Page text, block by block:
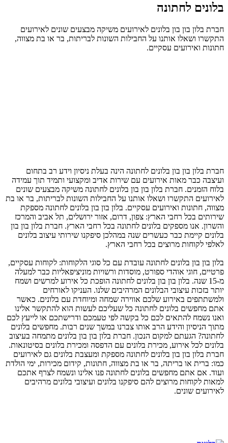
בלונים לחתונה
חברת בלון בון בון בלונים לאירועים משיקה מבצעים שונים לאירועים
התקשרו ושאלו אותנו על החבילות השונות לבריתות, בר או בת מצווה,
חתונות ואירועים עסקיים.
חברת בלון בון בון בלונים לחתונה הינה בעלת ניסיון וידע רב בתחום
ועיצבה כבר מאות אירועים עם שירות אדיב ומקצועי ותמיד תוך עמידה
בלוח הזמנים. חברת בלון בון בון בלונים לחתונה משיקה מבצעים שונים
לאירועים התקשרו ושאלו אותנו על החבילות השונות לבריתות, בר או בת
מצווה, חתונות ואירועים עסקיים. בלון בון בון בלונים לחתונה מספקת
שירותים בכל רחבי הארץ: צפון, דרום, אזור ירושלים, תל אביב והמרכז
והשרון. אנו מספקים בלונים לחתונה בכל רחבי הארץ. חברת בלון בון בון
בלונים קיימת כבר כעשרים שנה במהלכן סיפקנו שירותי עיצוב בלונים
לאלפי לקוחות מרוצים בכל רחבי הארץ.
בלון בון בון בלונים לחתונה עובדת עם כל סוגי הלקוחות: לקוחות עסקיים,
פרטיים, חוגי אוהדי ספורט, מוסדות ורשויות מוניציפאליות כבר למעלה
מ-15 שנה. בלון בון בון בלונים לחתונה הופכת כל אירוע למרשים ושמח
יותר בזכות עיצובי הבלונים המרהיבים שלנו. העניקו לאורחים
ולמשתתפים באירוע שלכם אווירה שמחה ומיוחדת עם בלונים. כאשר
אתם מחפשים בלונים לחתונה כל שעליכם לעשות הוא להתקשר אלינו
ואנו נשמח להתאים לכם כל בקשה לפי טעמכם ודרישתכם או לייעץ לכם
מתוך הניסיון והידע הרב אותו צברנו במשך שנים רבות. מחפשים בלונים
לחתונה? הגעתם למקום הנכון. חברת בלון בון בון בלונים מתמחה בעיצוב
בלונים לכל אירוע, מכירת בלונים עם הדפסה ומכירת בלונים בסיטונאות.
חברת בלון בון בון בלונים לחתונה מספקת ומעצבת בלונים גם לאירועים
כמו: ברית או בריתה, בר או בת מצווה, חתונות, קידום מכירות, ימי הולדת
ועוד. אם אתם מחפשים בלונים לחתונה פנו אלינו ונשמח לצרף אתכם
למאות לקוחות מרוצים להם סיפקנו בלונים ועיצובי בלונים מרהיבים
לאירועים שונים.